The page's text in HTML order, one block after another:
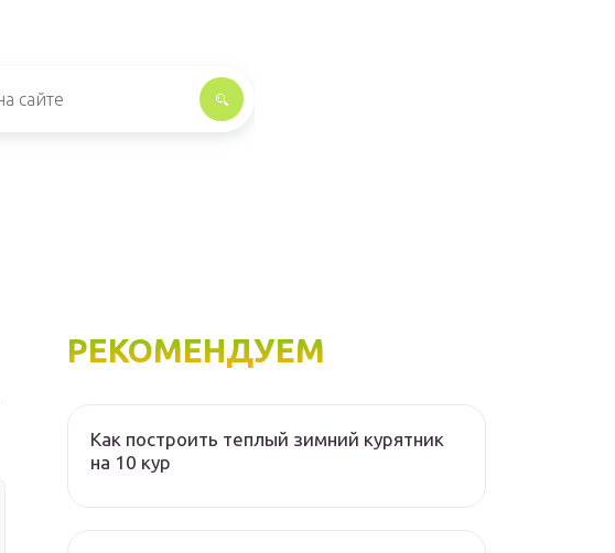
РЕКОМЕНДУЕМ
Как построить теплый зимний курятник
на 10 кур